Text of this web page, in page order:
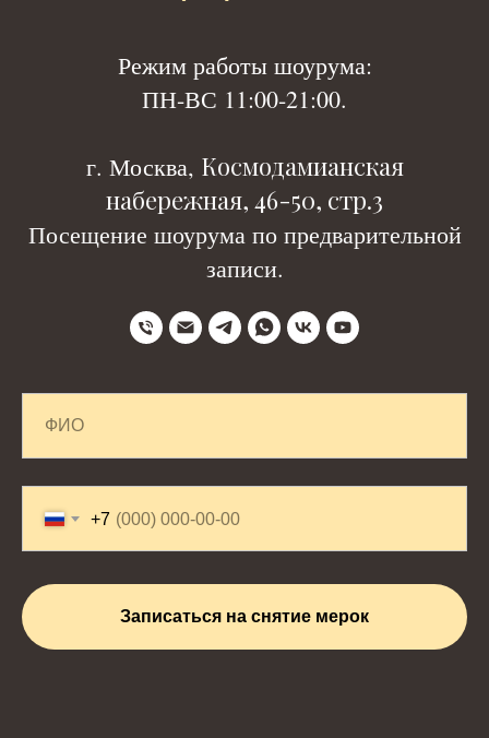
Режим работы шоурума:
ПН-ВС 11:00-21:00.
г. Москва, Космодамианская
набережная, 46-50, стр.3
Посещение шоурума по предварительной
записи.
+7
Записаться на снятие мерок